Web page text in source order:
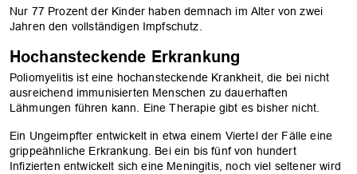
Nur 77 Prozent der Kinder haben demnach im Alter von zwei
Jahren den vollständigen Impfschutz.
Hochansteckende Erkrankung
Poliomyelitis ist eine hochansteckende Krankheit, die bei nicht
ausreichend immunisierten Menschen zu dauerhaften
Lähmungen führen kann. Eine Therapie gibt es bisher nicht.
Ein Ungeimpfter entwickelt in etwa einem Viertel der Fälle eine
grippeähnliche Erkrankung. Bei ein bis fünf von hundert
Infizierten entwickelt sich eine Meningitis, noch viel seltener wird